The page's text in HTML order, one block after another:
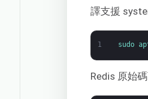
譯支援
1 sudo
Redis 原始